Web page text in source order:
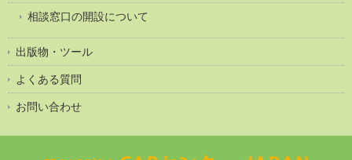
相談窓口の開設について
出版物・ツール
よくある質問
お問い合わせ